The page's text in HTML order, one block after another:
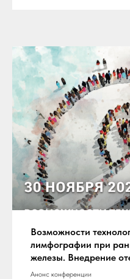
Возможности
лимфографии при
железы. Внедрение
Анонс конференции